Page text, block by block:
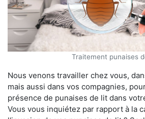
Traitement punaises
Nous venons travailler chez vous,
mais aussi dans vos compagnies,
présence de punaises de lit dans
Vous vous inquiétez par rapport à la